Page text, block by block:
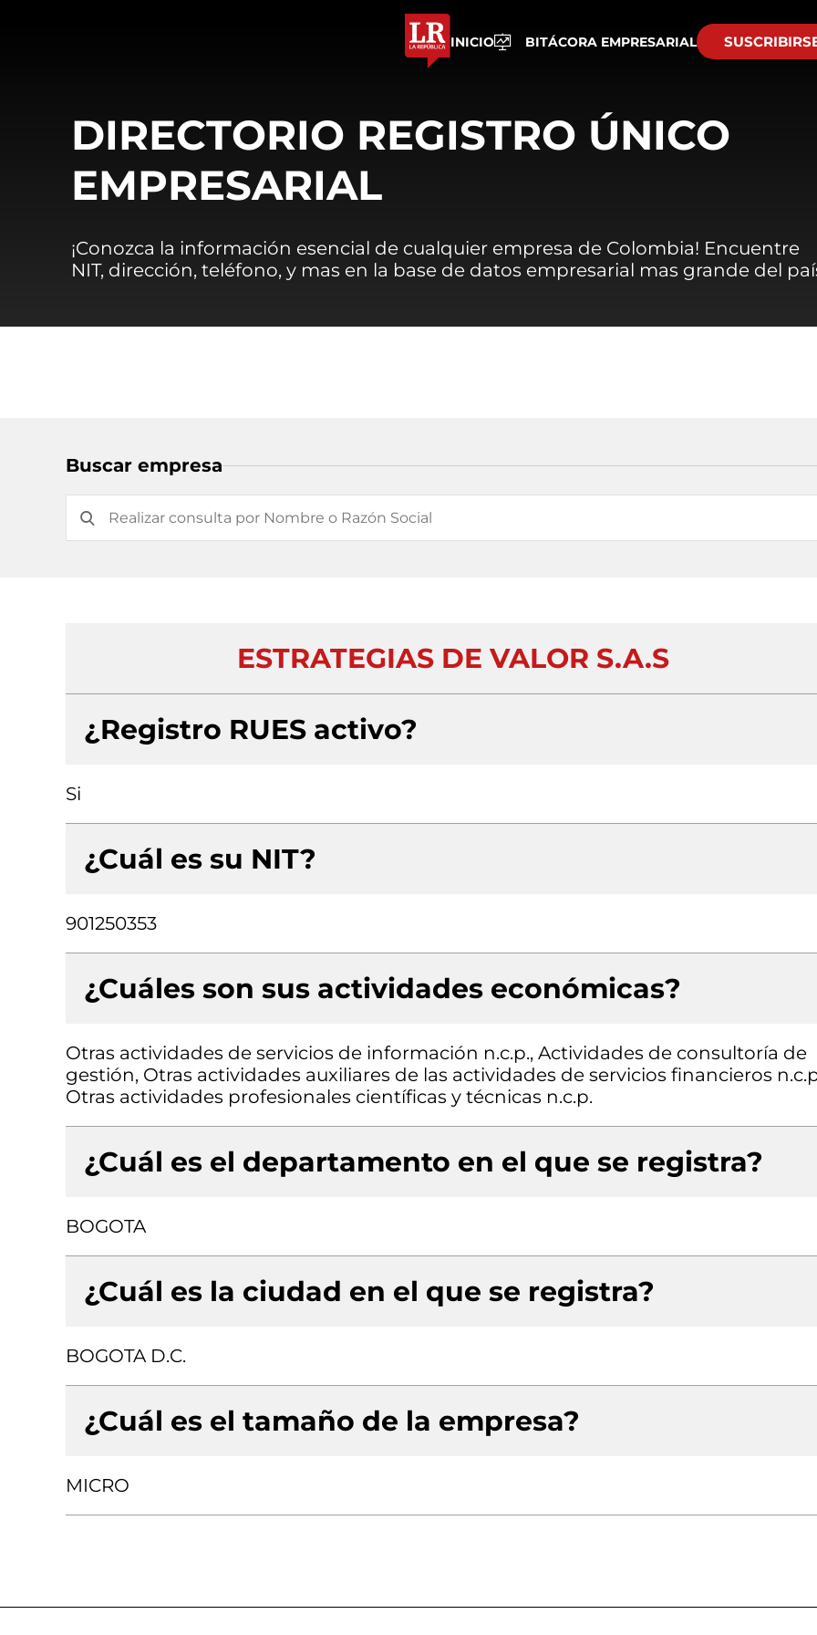
INICIO BITÁCORA EMPRESARIAL
DIRECTORIO REGISTRO ÚNICO
EMPRESARIAL
¡Conozca la información esencial de cualquier empresa de Colombia! Encuentre
NIT, dirección, teléfono, y mas en la base de datos empresarial mas grande del
Buscar empresa
ESTRATEGIAS DE VALOR S.A.S
¿Registro RUES activo?
Si
¿Cuál es su NIT?
901250353
¿Cuáles son sus actividades económicas?
Otras actividades de servicios de información n.c.p., Actividades de consultoría de
gestión, Otras actividades auxiliares de las actividades de servicios financieros
Otras actividades profesionales científicas y técnicas n.c.p.
¿Cuál es el departamento en el que se registra?
BOGOTA
¿Cuál es la ciudad en el que se registra?
BOGOTA D.C.
¿Cuál es el tamaño de la empresa?
MICRO